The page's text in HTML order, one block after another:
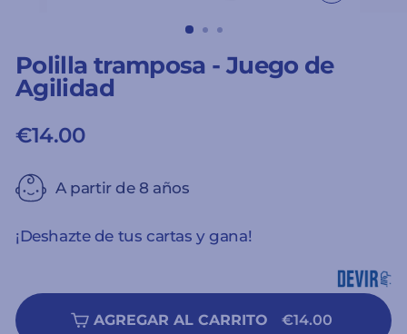
CERRAR
Polilla tramposa - Juego de
Agilidad
€14.00
A partir de 8 años
¡Deshazte de tus cartas y gana!
AGREGAR AL CARRITO €14.00